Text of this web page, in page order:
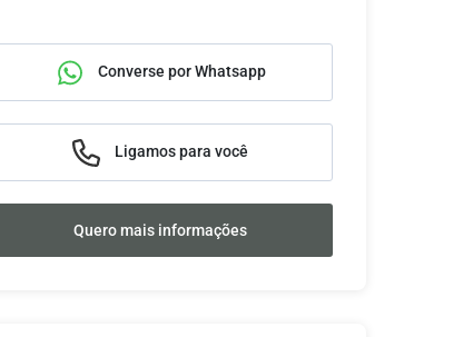
Converse por Whatsapp
Ligamos para você
Quero mais informações